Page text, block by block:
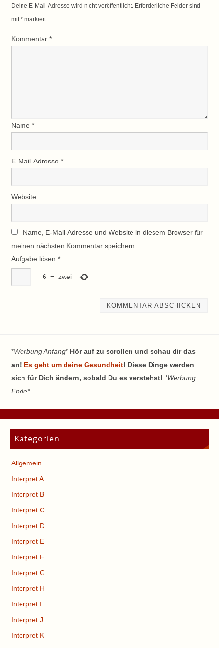
Deine E-Mail-Adresse wird nicht veröffentlicht. Erforderliche Felder sind
mit*markiert
Kommentar *
Name *
E-Mail-Adresse *
Website
Name, E-Mail-Adresse und Website in diesem Browser für
meinen nächsten Kommentar speichern.
Aufgabe lösen *
− 6 = zwei
*Werbung Anfang* Hör auf zu scrollen und schau dir das
an! Es geht um deine Gesundheit! Diese Dinge werden
sich für Dich ändern, sobald Du es verstehst! *Werbung
Ende*
Kategorien
Allgemein
Interpret A
Interpret B
Interpret C
Interpret D
Interpret E
Interpret F
Interpret G
Interpret H
Interpret I
Interpret J
Interpret K